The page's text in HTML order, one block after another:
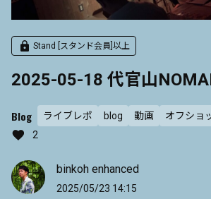
Stand [スタンド会員]以上
2025-05-18 代官山
Blog ライブレポ blog 動画
オフショ
2
binkoh enhanced
2025/05/23 14:15